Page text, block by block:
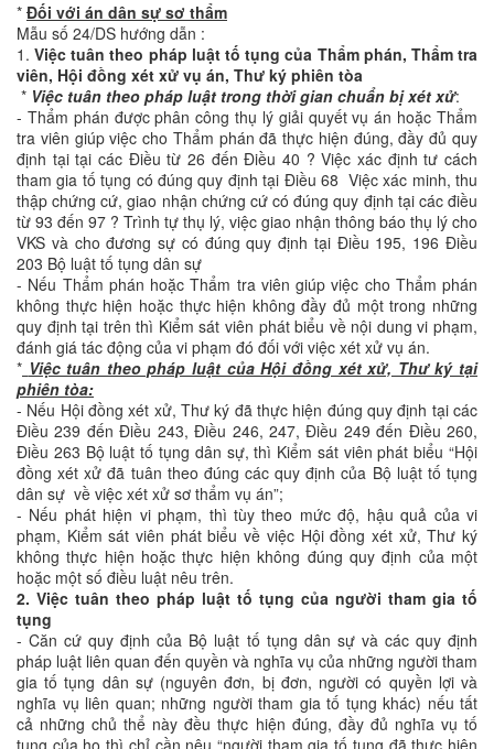
* Đối với án dân sự sơ thẩm
Mẫu số 24/DS hướng dẫn :
1. Việc tuân theo pháp luật tố tụng của Thẩm phán, Thẩm tra
viên, Hội đồng xét xử vụ án, Thư ký phiên tòa
* Việc tuân theo pháp luật trong thời gian chuẩn bị xét xử:
- Thẩm phán được phân công thụ lý giải quyết vụ án hoặc Thẩm
tra viên giúp việc cho Thẩm phán đã thực hiện đúng, đầy đủ quy
định tại tại các Điều từ 26 đến Điều 40 ? Việc xác định tư cách
tham gia tố tụng có đúng quy định tại Điều 68 Việc xác minh, thu
thập chứng cứ, giao nhận chứng cứ có đúng quy định tại các điều
từ 93 đến 97 ? Trình tự thụ lý, việc giao nhận thông báo thụ lý cho
VKS và cho đương sự có đúng quy định tại Điều 195, 196 Điều
203 Bộ luật tố tụng dân sự
- Nếu Thẩm phán hoặc Thẩm tra viên giúp việc cho Thẩm phán
không thực hiện hoặc thực hiện không đầy đủ một trong những
quy định tại trên thì Kiểm sát viên phát biểu về nội dung vi phạm,
đánh giá tác động của vi phạm đó đối với việc xét xử vụ án.
* Việc tuân theo pháp luật của Hội đồng xét xử, Thư ký tại
phiên tòa:
- Nếu Hội đồng xét xử, Thư ký đã thực hiện đúng quy định tại các
Điều 239 đến Điều 243, Điều 246, 247, Điều 249 đến Điều 260,
Điều 263 Bộ luật tố tụng dân sự, thì Kiểm sát viên phát biểu “Hội
đồng xét xử đã tuân theo đúng các quy định của Bộ luật tố tụng
dân sự về việc xét xử sơ thẩm vụ án”;
- Nếu phát hiện vi phạm, thì tùy theo mức độ, hậu quả của vi
phạm, Kiểm sát viên phát biểu về việc Hội đồng xét xử, Thư ký
không thực hiện hoặc thực hiện không đúng quy định của một
hoặc một số điều luật nêu trên.
2. Việc tuân theo pháp luật tố tụng của người tham gia tố
tụng
- Căn cứ quy định của Bộ luật tố tụng dân sự và các quy định
pháp luật liên quan đến quyền và nghĩa vụ của những người tham
gia tố tụng dân sự (nguyên đơn, bị đơn, người có quyền lợi và
nghĩa vụ liên quan; những người tham gia tố tụng khác) nếu tất
cả những chủ thể này đều thực hiện đúng, đầy đủ nghĩa vụ tố